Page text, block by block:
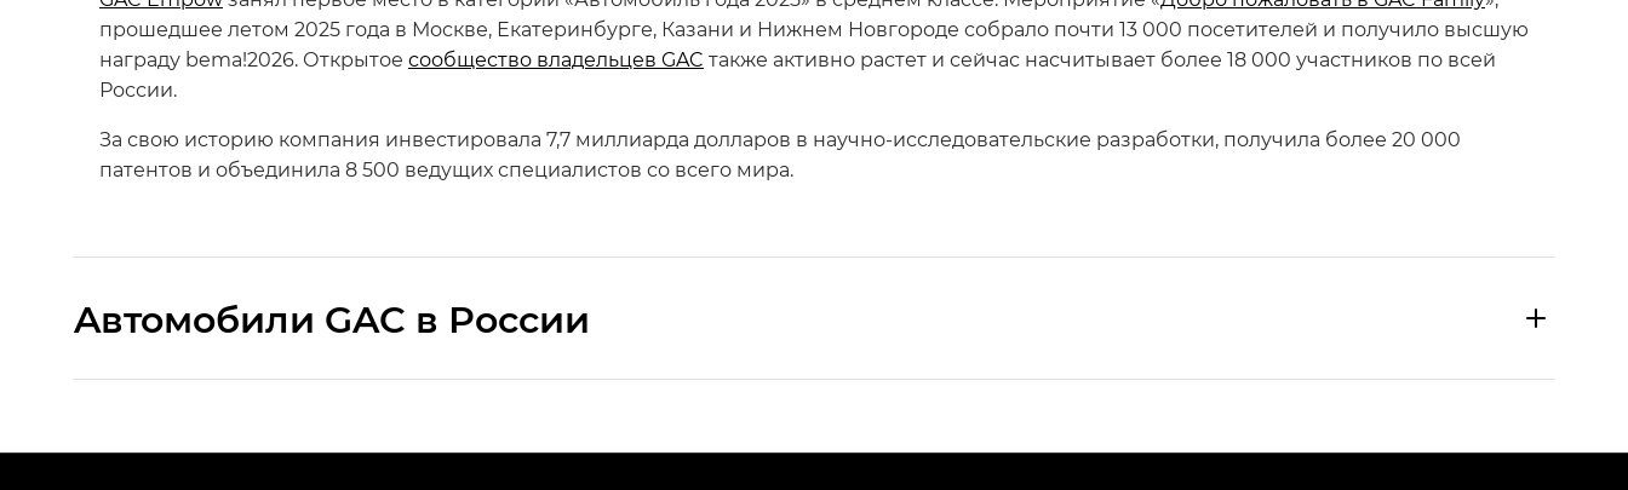
прошедшее летом 2025 года в Москве, Екатеринбурге, Казани и Нижнем Новгороде собрало почти 13 000 посетителей и получило высшую
награду bema!2026. Открытое сообщество владельцев GAC также активно растет и сейчас насчитывает более 18 000 участников по всей
России.
За свою историю компания инвестировала 7,7 миллиарда долларов в научно-исследовательские разработки, получила более 20 000
патентов и объединила 8 500 ведущих специалистов со всего мира.
Aвтомобили GAC в России